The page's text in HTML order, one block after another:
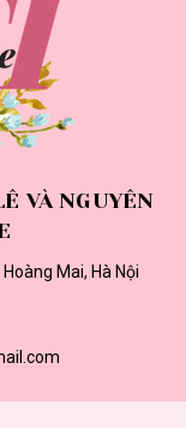
VÀ NGUYÊN
Mai, Hà Nội